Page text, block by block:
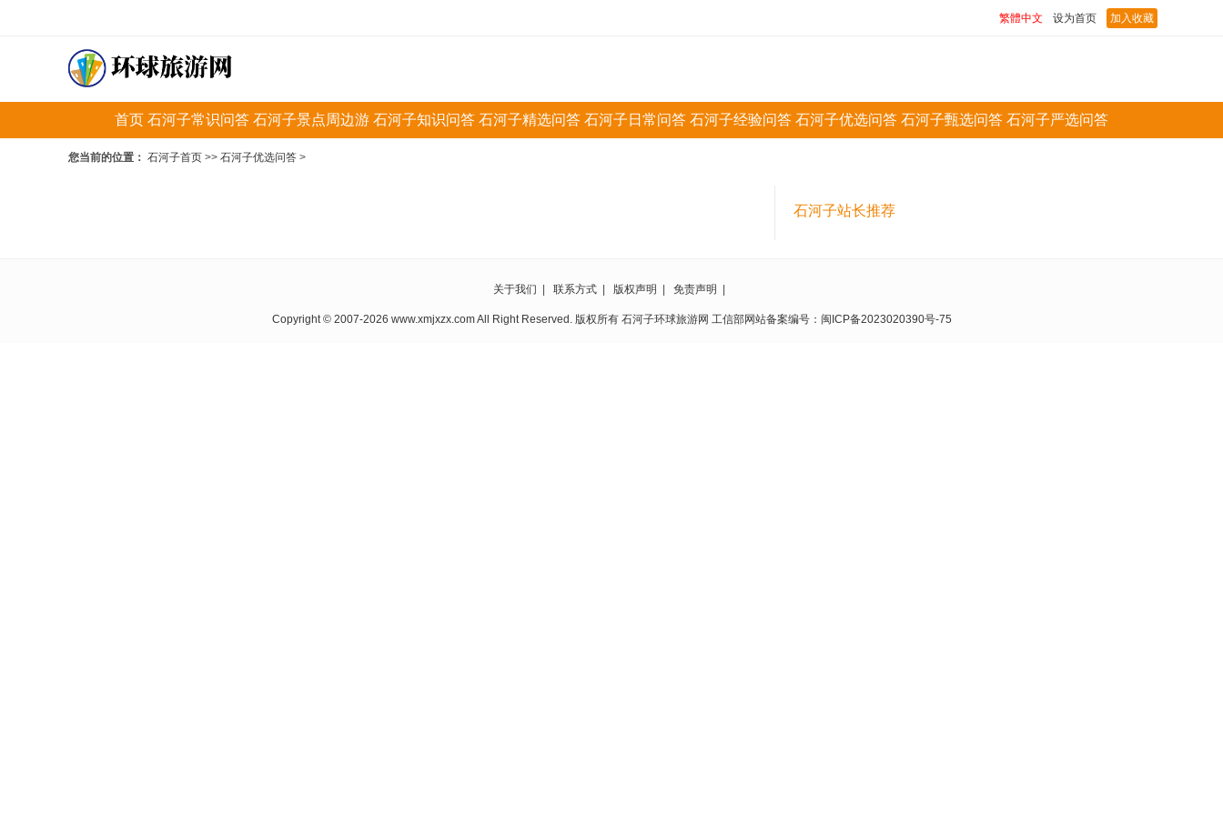
繁體中文 设为首页 加入收藏
首页 石河子常识问答 石河子景点周边游 石河子知识问答 石河子精选问答 石河子日常问答 石河子经验问答 石河子优选问答 石河子甄选问答 石河子严选问答
您当前的位置： 石河子首页 >> 石河子优选问答 >
石河子站长推荐
关于我们 联系方式 版权声明 免责声明
Copyright © 2007-2026 www.xmjxzx.com All Right Reserved. 版权所有 石河子环球旅游网 工信部网站备案编号： 闽ICP备2023020390号-75